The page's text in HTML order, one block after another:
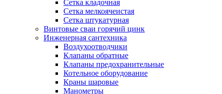
Сетка кладочная
Сетка мелкоячеистая
Сетка штукатурная
Винтовые сваи горячий цинк
Инженерная сантехника
Воздухоотводчики
Клапаны обратные
Клапаны предохранительные
Котельное оборудование
Краны шаровые
Манометры